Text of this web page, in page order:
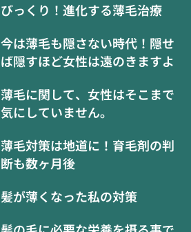
びっくり！進化する薄毛治療
今は薄毛も隠さない時代！隠せ
ば隠すほど女性は遠のきますよ
薄毛に関して、女性はそこまで
気にしていません。
薄毛対策は地道に！育毛剤の判
断も数ヶ月後
髪が薄くなった私の対策